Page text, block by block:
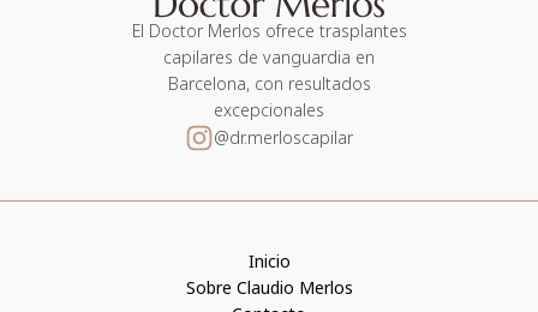
El Doctor Merlos ofrece trasplantes
capilares de vanguardia en
Barcelona, con resultados
excepcionales
@dr.merloscapilar
Inicio
Sobre Claudio Merlos